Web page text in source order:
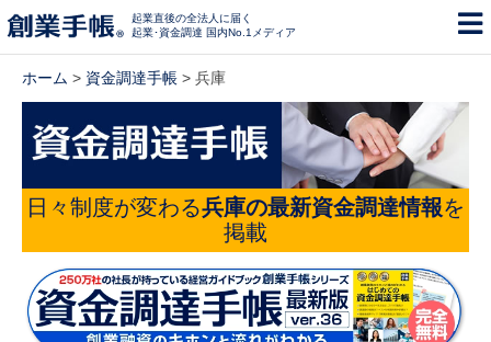
起業直後の全法人に届く
起業･資金調達 国内No.1メディア
ホーム > 資金調達手帳 > 兵庫
日々制度が変わる兵庫の最新資金調達情報を
掲載